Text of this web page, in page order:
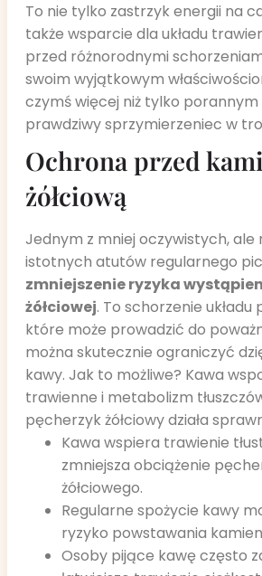
To nie tylko zastrzyk energii na
także wsparcie dla układu
przed różnorodnymi
swoim wyjątkowym
czymś więcej niż tylko porannym
prawdziwy sprzymierzeniec w
Ochrona przed
żółciową
Jednym z mniej oczywistych, ale
istotnych atutów regularnego
zmniejszenie ryzyka
żółciowej. To schorzenie
które może prowadzić do
można skutecznie ograniczyć
kawy. Jak to możliwe? Kawa
trawienne i metabolizm
pęcherzyk żółciowy działa
Kawa wspiera trawienie
zmniejsza obciążenie
żółciowego.
Regularne spożycie kawy
ryzyko powstawania
Osoby pijące kawę często